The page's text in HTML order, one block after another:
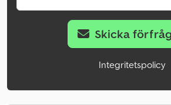
Skicka
Integritetspolicy